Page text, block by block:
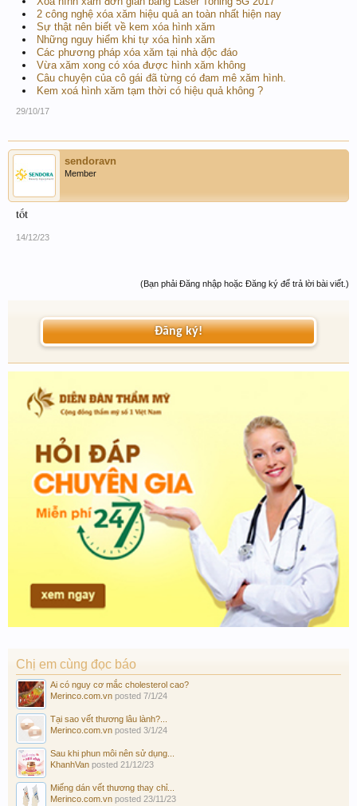
2 công nghệ xóa xăm hiệu quả an toàn nhất hiện nay
Sự thật nên biết về kem xóa hình xăm
Những nguy hiểm khi tự xóa hình xăm
Các phương pháp xóa xăm tại nhà độc đáo
Vừa xăm xong có xóa được hình xăm không
Câu chuyện của cô gái đã từng có đam mê xăm hình.
Kem xoá hình xăm tạm thời có hiệu quả không ?
29/10/17
sendoravn
Member
tốt
14/12/23
(Bạn phải Đăng nhập hoặc Đăng ký để trả lời bài viết.)
Đăng ký!
Chị em cùng đọc báo
Ai có nguy cơ mắc cholesterol cao?
Merinco.com.vn posted 7/1/24
Tại sao vết thương lâu lành?...
Merinco.com.vn posted 3/1/24
Sau khi phun môi nên sử dụng...
KhanhVan posted 21/12/23
Miếng dán vết thương thay chỉ...
Merinco.com.vn posted 23/11/23